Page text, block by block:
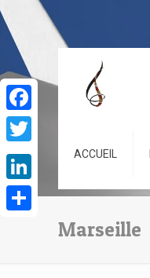
ACCUEIL
Marseille
Facebook
Twitter
LinkedIn